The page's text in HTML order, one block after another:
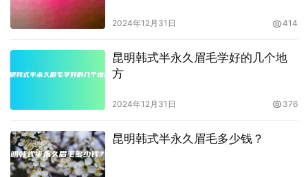
2024年12月31日 414
昆明韩式半永久眉毛学好的几个地
方
2024年12月31日 376
昆明韩式半永久眉毛多少钱？